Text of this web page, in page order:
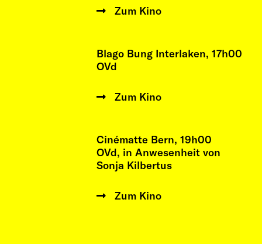
Zum Kino
Blago Bung Interlaken, 17h00
OVd
Zum Kino
Cinématte Bern, 19h00
OVd, in Anwesenheit von
Sonja Kilbertus
Zum Kino